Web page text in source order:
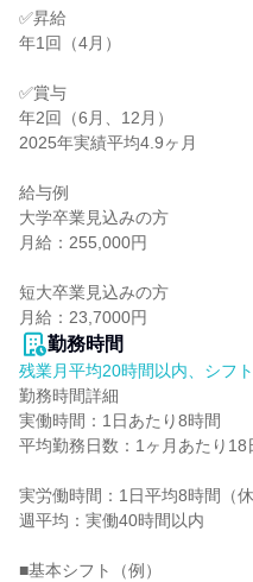
✅昇給
年1回（4月）
✅賞与
年2回（6月、12月）
2025年実績平均4.9ヶ月
給与例
大学卒業見込みの方
月給：255,000円
短大卒業見込みの方
月給：23,7000円
勤務時間
残業月平均20時間以内、シフ
勤務時間詳細
実働時間：1日あたり8時間
平均勤務日数：1ヶ月あたり18
実労働時間：1日平均8時間（休
週平均：実働40時間以内
■基本シフト（例）